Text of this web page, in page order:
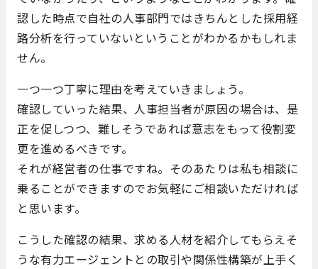
認した時点で自社の人事部門ではきちんとした採用経
路分析を行っていないということがわかるかもしれま
せん。
一つ一つ丁寧に理由を考えていきましょう。
確認していった結果、人事担当者が原因の場合は、是
正を促しつつ、難しそうであれば意志をもって役割変
更を進めるべきです。
それが経営者の仕事ですね。そのあたりは私も相談に
乗ることができますのでお気軽にご相談いただければ
と思います。
こうした確認の結果、求める人材を紹介してもらえそ
うな有力エージェントとの取引や関係性構築が上手く